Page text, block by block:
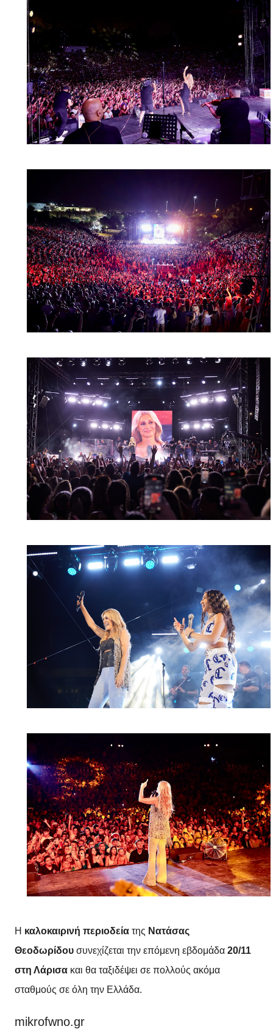
Η καλοκαιρινή περιοδεία της Νατάσας
Θεοδωρίδου συνεχίζεται την επόμενη εβδομάδα 20/11
στη Λάρισα και θα ταξιδέψει σε πολλούς ακόμα
σταθμούς σε όλη την Ελλάδα.
mikrofwno.gr